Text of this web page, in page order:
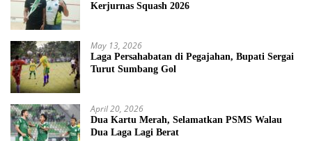
Kerjurnas Squash 2026
May 13, 2026
Laga Persahabatan di Pegajahan, Bupati Sergai
Turut Sumbang Gol
April 20, 2026
Dua Kartu Merah, Selamatkan PSMS Walau
Dua Laga Lagi Berat